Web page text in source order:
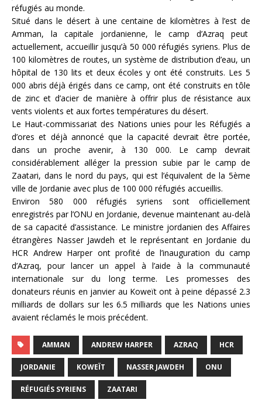
réfugiés au monde.
Situé dans le désert à une centaine de kilomètres à l’est de
Amman, la capitale jordanienne, le camp d’Azraq peut
actuellement, accueillir jusqu’à 50 000 réfugiés syriens. Plus de
100 kilomètres de routes, un système de distribution d’eau, un
hôpital de 130 lits et deux écoles y ont été construits. Les 5
000 abris déjà érigés dans ce camp, ont été construits en tôle
de zinc et d’acier de manière à offrir plus de résistance aux
vents violents et aux fortes températures du désert.
Le Haut-commissariat des Nations unies pour les Réfugiés a
d’ores et déjà annoncé que la capacité devrait être portée,
dans un proche avenir, à 130 000. Le camp devrait
considérablement alléger la pression subie par le camp de
Zaatari, dans le nord du pays, qui est l’équivalent de la 5ème
ville de Jordanie avec plus de 100 000 réfugiés accueillis.
Environ 580 000 réfugiés syriens sont officiellement
enregistrés par l’ONU en Jordanie, devenue maintenant au-delà
de sa capacité d’assistance. Le ministre jordanien des Affaires
étrangères Nasser Jawdeh et le représentant en Jordanie du
HCR Andrew Harper ont profité de l’inauguration du camp
d’Azraq, pour lancer un appel à l’aide à la communauté
internationale sur du long terme. Les promesses des
donateurs réunis en janvier au Koweït ont à peine dépassé 2.3
milliards de dollars sur les 6.5 milliards que les Nations unies
avaient réclamés le mois précédent.
AMMAN ANDREW HARPER AZRAQ HCR
JORDANIE KOWEÏT NASSER JAWDEH ONU
RÉFUGIÉS SYRIENS ZAATARI